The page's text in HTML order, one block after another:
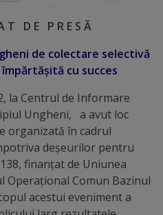
T D E P R E S Ă
de colectare selectivă
cu succes
la Centrul de Informare
Ungheni, a avut loc
organizată în cadrul
deșeurilor pentru
finanţat de Uniunea
Operaţional Comun Bazinul
acestui eveniment a